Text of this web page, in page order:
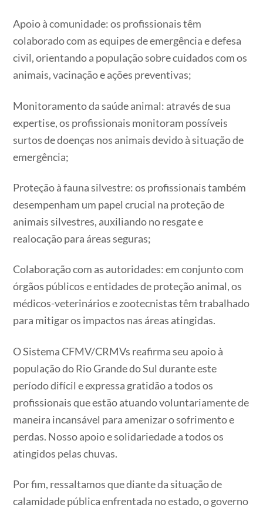
Apoio à comunidade: os profissionais têm
colaborado com as equipes de emergência e defesa
civil, orientando a população sobre cuidados com os
animais, vacinação e ações preventivas;
Monitoramento da saúde animal: através de sua
expertise, os profissionais monitoram possíveis
surtos de doenças nos animais devido à situação de
emergência;
Proteção à fauna silvestre: os profissionais também
desempenham um papel crucial na proteção de
animais silvestres, auxiliando no resgate e
realocação para áreas seguras;
Colaboração com as autoridades: em conjunto com
órgãos públicos e entidades de proteção animal, os
médicos-veterinários e zootecnistas têm trabalhado
para mitigar os impactos nas áreas atingidas.
O Sistema CFMV/CRMVs reafirma seu apoio à
população do Rio Grande do Sul durante este
período difícil e expressa gratidão a todos os
profissionais que estão atuando voluntariamente de
maneira incansável para amenizar o sofrimento e
perdas. Nosso apoio e solidariedade a todos os
atingidos pelas chuvas.
Por fim, ressaltamos que diante da situação de
calamidade pública enfrentada no estado, o governo